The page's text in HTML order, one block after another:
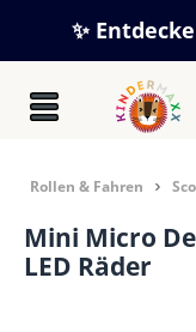
Zum Hauptinhalt
✨
Rollen & Fahren
Mini Micro
LED Räder